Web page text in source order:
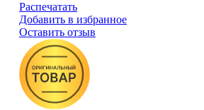
Распечатать
Добавить в избранное
Оставить отзыв